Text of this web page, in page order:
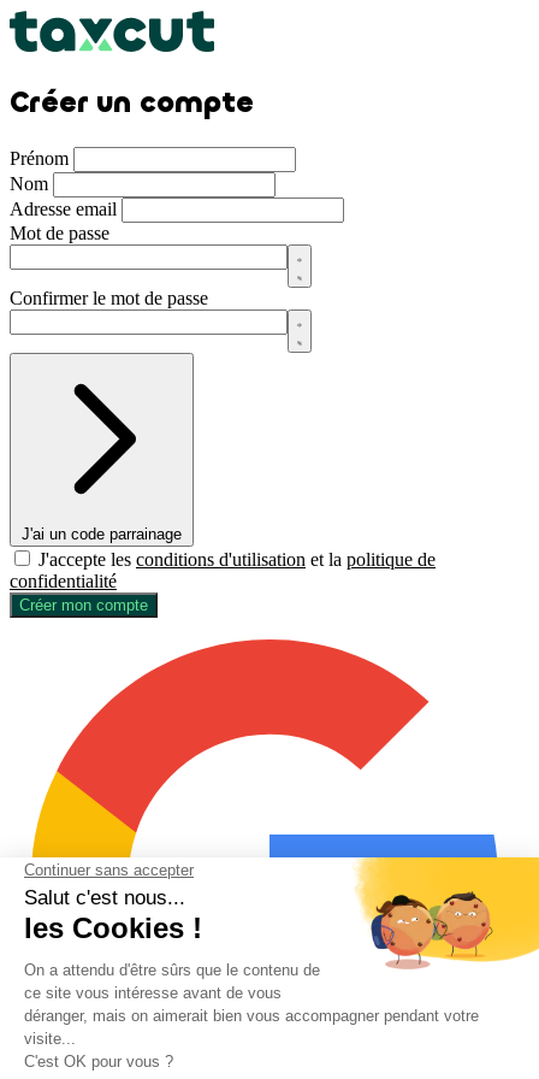
Créer un compte
Prénom
Nom
Adresse email
Mot de passe
Confirmer le mot de passe
J'ai un code parrainage
J'accepte les conditions d'utilisation et la politique de
confidentialité
Créer mon compte